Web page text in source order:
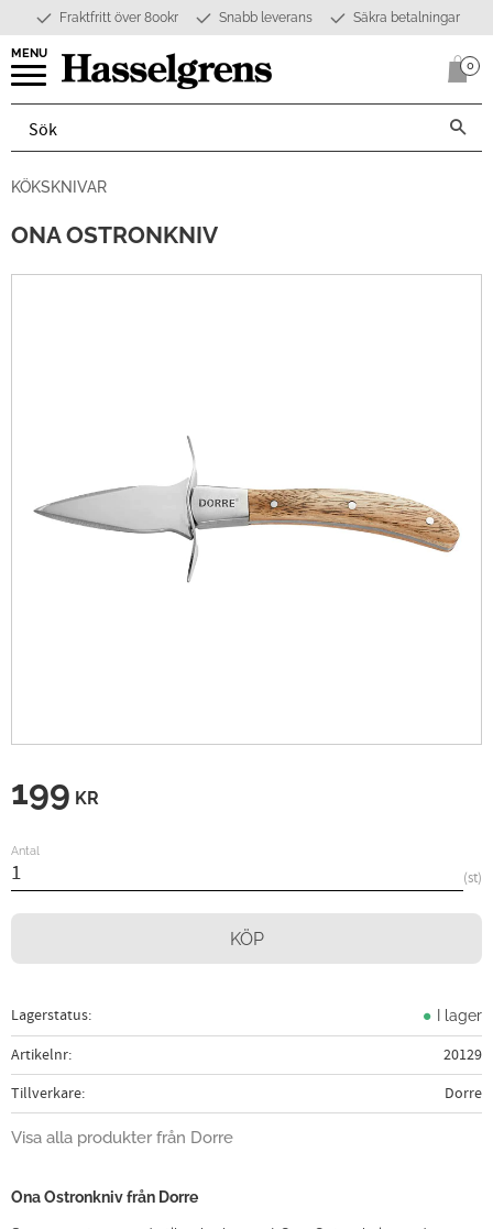
Meny
Fraktfritt över 800kr Snabb leverans Säkra betalningar
0
KÖKSKNIVAR
ONA OSTRONKNIV
199 KR
Antal
st
KÖP
Lagerstatus I lager
Artikelnr
20129
Tillverkare
Dorre
Visa alla produkter från Dorre
Ona Ostronkniv från Dorre